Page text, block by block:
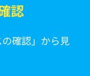
認
確認」から見